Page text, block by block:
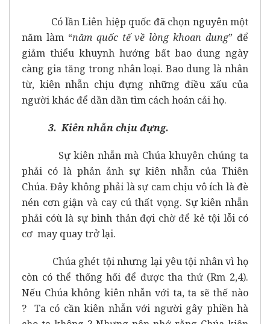
Có lần Liên hiệp quốc đã chọn nguyên một
năm làm “năm quốc tế về lòng khoan dung” để
giảm thiểu khuynh hướng bất bao dung ngày
càng gia tăng trong nhân loại. Bao dung là nhân
từ, kiên nhẫn chịu đựng những điều xấu của
người khác để dần dần tìm cách hoán cải họ.
3. Kiên nhẫn chịu đựng.
Sự kiên nhẫn mà Chúa khuyên chúng ta
phải có là phản ảnh sự kiên nhẫn của Thiên
Chúa. Đây không phải là sự cam chịu vô ích là đè
nén cơn giận và cay cú thất vọng. Sự kiên nhẫn
phải cóù là sự bình thản đợi chờ để kẻ tội lỗi có
cơ may quay trở lại.
Chúa ghét tội nhưng lại yêu tội nhân vì họ
còn có thể thống hối để được tha thứ (Rm 2,4).
Nếu Chúa không kiên nhẫn với ta, ta sẽ thế nào
? Ta có cần kiên nhẫn với người gây phiền hà